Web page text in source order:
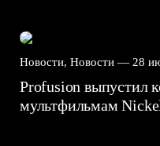
Новости, Новости — 28
Profusion выпустил
мультфильмам